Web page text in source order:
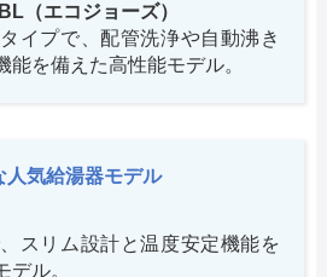
（エコジョーズ）
イプで、配管洗浄や自動沸き
能を備えた高性能モデル。
人気給湯器モデル
スリム設計と温度安定機能を
デル。